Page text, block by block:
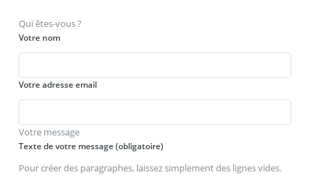
Qui êtes-vous ?
Votre nom
Votre adresse email
Votre message
Texte de votre message (obligatoire)
Pour créer des paragraphes, laissez simplement des lignes vides.